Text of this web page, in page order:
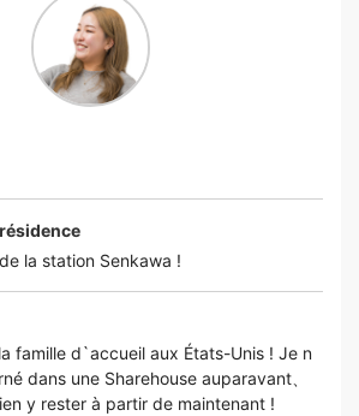
la station Senkawa !
famille d`accueil aux États-Unis ! Je n
dans une Sharehouse auparavant、
y rester à partir de maintenant !